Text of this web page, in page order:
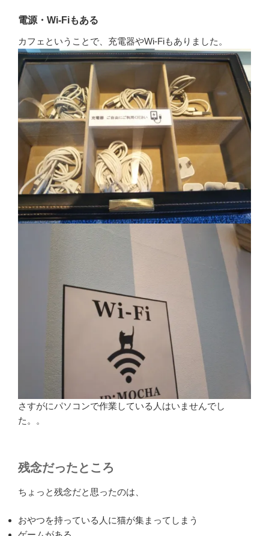
電源・Wi-Fiもある
カフェということで、充電器やWi-Fiもありました。
さすがにパソコンで作業している人はいませんでし
た。。
残念だったところ
ちょっと残念だと思ったのは、
おやつを持っている人に猫が集まってしまう